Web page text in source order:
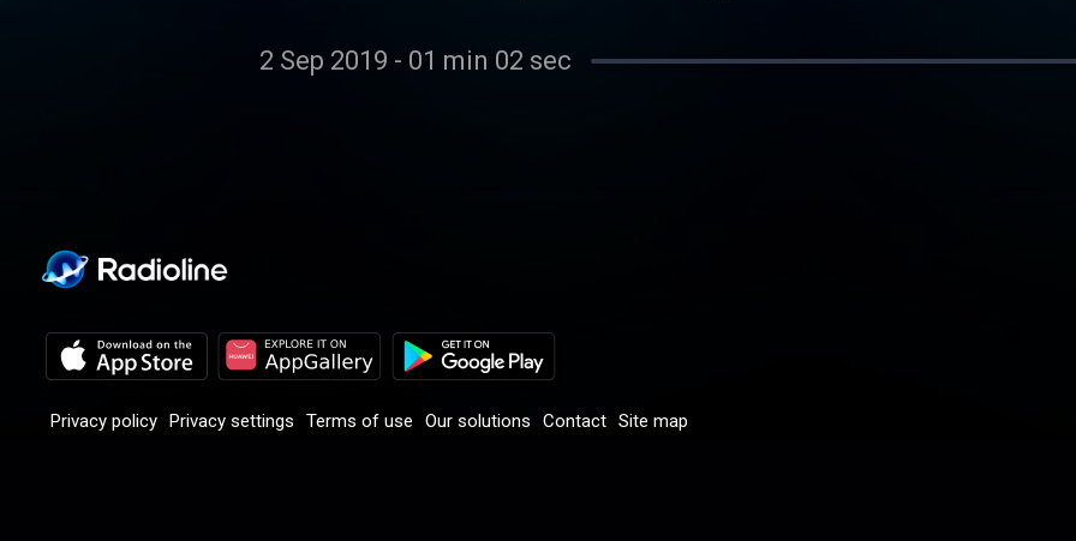
2 Sep 2019 - 01 min 02 sec
Privacy policy Privacy settings Terms of use Our solutions Contact Site map